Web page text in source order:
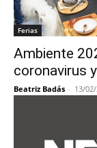
Ferias
Ambiente
coronavirus
Beatriz Badás - 13/